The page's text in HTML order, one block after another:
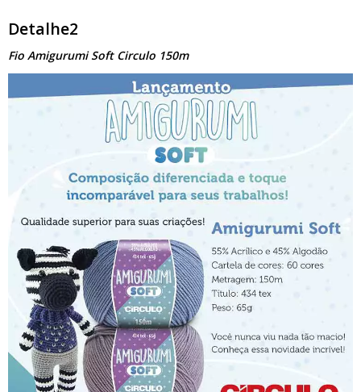
Detalhe2
Fio Amigurumi Soft Circulo 150m